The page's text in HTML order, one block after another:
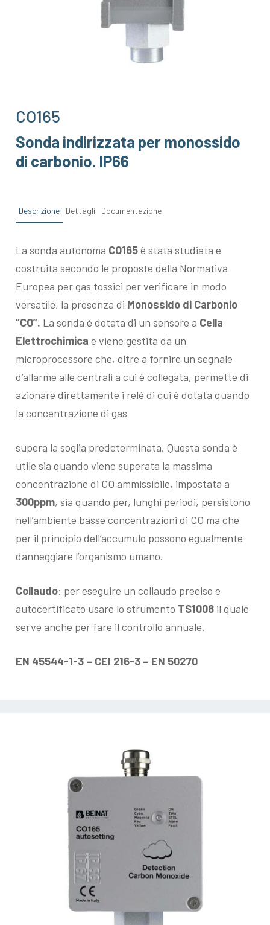
CO165
Sonda indirizzata per monossido
di carbonio. IP66
Descrizione Dettagli Documentazione
La sonda autonoma CO165è stata studiata e
costruita secondo le proposte della Normativa
Europea per gas tossici per verificare in modo
versatile, la presenza di Monossido di Carbonio
“CO”. La sonda è dotata di un sensore a Cella
Elettrochimica e viene gestita da un
microprocessore che, oltre a fornire un segnale
d’allarme alle centrali a cui è collegata, permette di
azionare direttamente i relé di cui è dotata quando
la concentrazione di gas
supera la soglia predeterminata. Questa sonda è
utile sia quando viene superata la massima
concentrazione di CO ammissibile, impostata a
300ppm, sia quando per, lunghi periodi, persistono
nell’ambiente basse concentrazioni di CO ma che
per il principio dell’accumulo possono egualmente
danneggiare l’organismo umano.
Collaudo: per eseguire un collaudo preciso e
autocertificato usare lo strumento TS1008 il quale
serve anche per fare il controllo annuale.
EN 45544-1-3 – CEI 216-3 – EN 50270